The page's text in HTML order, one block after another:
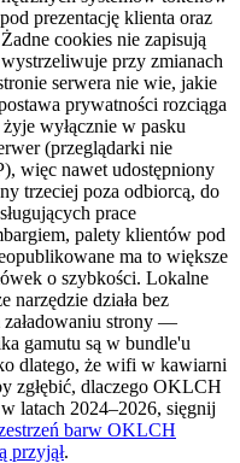
prezentację klienta oraz
cookies nie zapisują
przy zmianach
serwera nie wie, jakie
prywatności rozciąga
żyje wyłącznie w pasku
(przeglądarki nie
więc nawet udostępniony
trzeciej poza odbiorcą, do
prace
palety klientów pod
ma to większe
o szybkości. Lokalne
narzędzie działa bez
załadowaniu strony —
gamutu są w bundle'u
dlatego, że wifi w kawiarni
zgłębić, dlaczego OKLCH
latach 2024–2026, sięgnij
barw OKLCH
przyjął.